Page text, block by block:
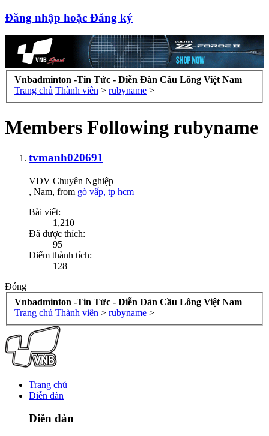
Đăng nhập hoặc Đăng ký
Vnbadminton -Tin Tức - Diễn Đàn Cầu Lông Việt Nam
Trang chủ Thành viên > rubyname >
Members Following rubyname
tvmanh020691
VĐV Chuyên Nghiệp
, Nam, from gò vấp, tp hcm
Bài viết:
1,210
Đã được thích:
95
Điểm thành tích:
128
Đóng
Vnbadminton -Tin Tức - Diễn Đàn Cầu Lông Việt Nam
Trang chủ Thành viên > rubyname >
Trang chủ
Diễn đàn
Diễn đàn